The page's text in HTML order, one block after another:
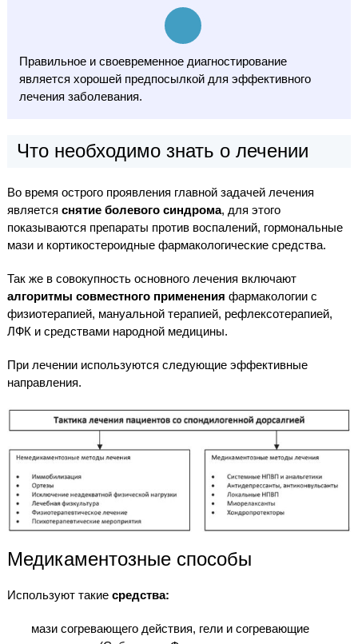
Правильное и своевременное диагностирование
является хорошей предпосылкой для эффективного
лечения заболевания.
Что необходимо знать о лечении
Во время острого проявления главной задачей лечения
является снятие болевого синдрома, для этого
показываются препараты против воспалений, гормональные
мази и кортикостероидные фармакологические средства.
Так же в совокупность основного лечения включают
алгоритмы совместного применения фармакологии с
физиотерапией, мануальной терапией, рефлексотерапией,
ЛФК и средствами народной медицины.
При лечении используются следующие эффективные
направления.
Медикаментозные способы
Используют такие средства:
мази согревающего действия, гели и согревающие